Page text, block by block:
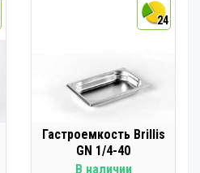
24
Гастроемкость Brillis
GN 1/4-40
В наличии